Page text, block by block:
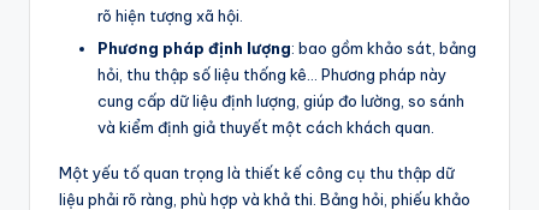
rõ hiện tượng xã hội.
Phương pháp định lượng: bao gồm khảo sát, bảng
hỏi, thu thập số liệu thống kê… Phương pháp này
cung cấp dữ liệu định lượng, giúp đo lường, so sánh
và kiểm định giả thuyết một cách khách quan.
Một yếu tố quan trọng là thiết kế công cụ thu thập dữ
liệu phải rõ ràng, phù hợp và khả thi. Bảng hỏi, phiếu khảo